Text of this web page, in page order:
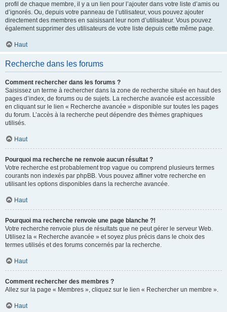
profil de chaque membre, il y a un lien pour l’ajouter dans votre liste d’amis ou
d’ignorés. Ou, depuis votre panneau de l’utilisateur, vous pouvez ajouter
directement des membres en saisissant leur nom d’utilisateur. Vous pouvez
également supprimer des utilisateurs de votre liste depuis cette même page.
Haut
Recherche dans les forums
Comment rechercher dans les forums ?
Saisissez un terme à rechercher dans la zone de recherche située en haut des
pages d’index, de forums ou de sujets. La recherche avancée est accessible
en cliquant sur le lien « Recherche avancée » disponible sur toutes les pages
du forum. L’accès à la recherche peut dépendre des thèmes graphiques
utilisés.
Haut
Pourquoi ma recherche ne renvoie aucun résultat ?
Votre recherche est probablement trop vague ou comprend plusieurs termes
courants non indexés par phpBB. Vous pouvez affiner votre recherche en
utilisant les options disponibles dans la recherche avancée.
Haut
Pourquoi ma recherche renvoie une page blanche ?!
Votre recherche renvoie plus de résultats que ne peut gérer le serveur Web.
Utilisez la « Recherche avancée » et soyez plus précis dans le choix des
termes utilisés et des forums concernés par la recherche.
Haut
Comment rechercher des membres ?
Allez sur la page « Membres », cliquez sur le lien « Rechercher un membre ».
Haut